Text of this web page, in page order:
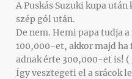
A Puskás Suzuki kupa
szép gól után.
De nem. Hemi papa tudja
100,000-et, akkor majd
adnak érte 300,000-et is! (
Így vesztegeti el a srácok